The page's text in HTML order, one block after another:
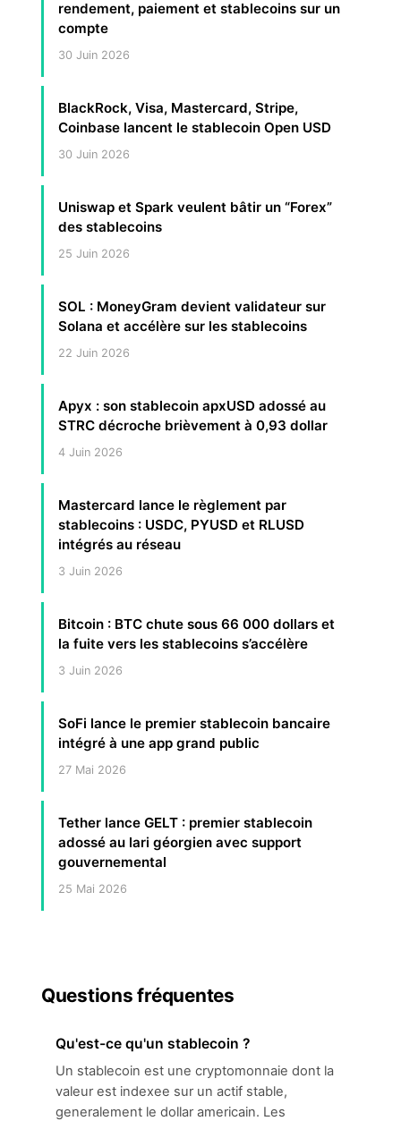
rendement, paiement et stablecoins sur un
compte
30 Juin 2026
BlackRock, Visa, Mastercard, Stripe,
Coinbase lancent le stablecoin Open USD
30 Juin 2026
Uniswap et Spark veulent bâtir un “Forex”
des stablecoins
25 Juin 2026
SOL : MoneyGram devient validateur sur
Solana et accélère sur les stablecoins
22 Juin 2026
Apyx : son stablecoin apxUSD adossé au
STRC décroche brièvement à 0,93 dollar
4 Juin 2026
Mastercard lance le règlement par
stablecoins : USDC, PYUSD et RLUSD
intégrés au réseau
3 Juin 2026
Bitcoin : BTC chute sous 66 000 dollars et
la fuite vers les stablecoins s’accélère
3 Juin 2026
SoFi lance le premier stablecoin bancaire
intégré à une app grand public
27 Mai 2026
Tether lance GELT : premier stablecoin
adossé au lari géorgien avec support
gouvernemental
25 Mai 2026
Questions fréquentes
Qu'est-ce qu'un stablecoin ?
Un stablecoin est une cryptomonnaie dont la
valeur est indexee sur un actif stable,
generalement le dollar americain. Les